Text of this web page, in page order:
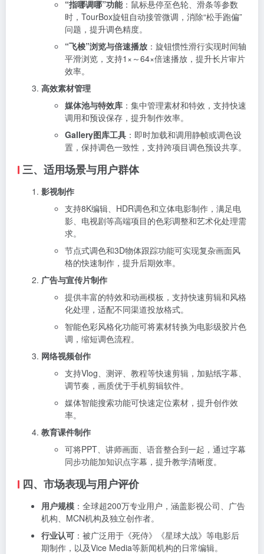
“指哪调哪”功能：鼠标悬停至色轮、滑条等参数
时，TourBox旋钮自动接管微调，消除“松手跑偏”
问题，提升调色精度。
“飞梭”浏览与倍速播放 ：旋钮惯性滑行实现时间轴
平滑浏览，支持1×～64×倍速播放，提升长片审片
效率。
高效素材管理
媒体池与特效库 ：集中管理素材和特效，支持快速
调用和预设保存，提升制作效率。
Gallery图库工具 ：即时加载和调用静帧或调色设
置，保持调色一致性，支持跨项目调色预设共享。
三、适用场景与用户群体
影视制作
支持8K编辑、HDR调色和立体电影制作，满足电
影、电视剧等高端项目的色彩调整和艺术化处理需
求。
节点式调色和3D物体跟踪功能可实现复杂画面风
格的快速制作，提升后期效率。
广告与宣传片制作
提供丰富的特效和动画模板，支持快速剪辑和风格
化处理，适配不同渠道投放格式。
智能色彩风格化功能可将素材转换为电影级胶片色
调，缩短调色流程。
网络视频创作
支持Vlog、测评、教程等快速剪辑，加贴纸字幕、
调节奏，画质优于手机剪辑软件。
媒体智能搜索功能可快速定位素材，提升创作效
率。
教育课件制作
可将PPT、讲师画面、语音整合到一起，通过字幕
同步功能加知识点字幕，提升教学清晰度。
四、市场表现与用户评价
用户规模 ：全球超200万专业用户，涵盖影视公司、广告
机构、MCN机构及独立创作者。
行业认可 ：被广泛用于《死侍》《星球大战》等电影后
期制作，以及Vice Media等新闻机构的日常编辑。